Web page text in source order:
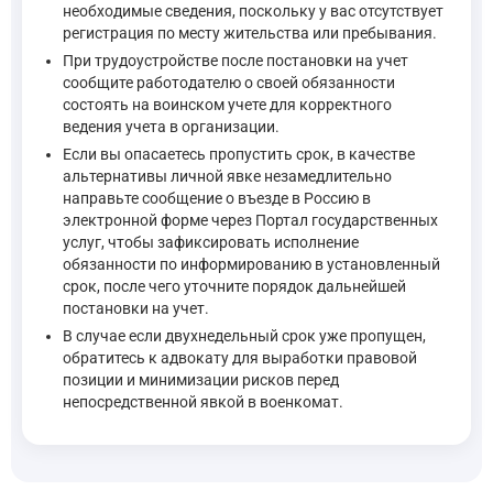
необходимые сведения, поскольку у вас отсутствует
регистрация по месту жительства или пребывания.
При трудоустройстве после постановки на учет
сообщите работодателю о своей обязанности
состоять на воинском учете для корректного
ведения учета в организации.
Если вы опасаетесь пропустить срок, в качестве
альтернативы личной явке незамедлительно
направьте сообщение о въезде в Россию в
электронной форме через Портал государственных
услуг, чтобы зафиксировать исполнение
обязанности по информированию в установленный
срок, после чего уточните порядок дальнейшей
постановки на учет.
В случае если двухнедельный срок уже пропущен,
обратитесь к адвокату для выработки правовой
позиции и минимизации рисков перед
непосредственной явкой в военкомат.